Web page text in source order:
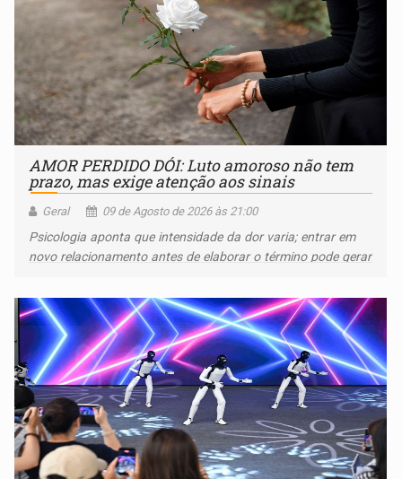
AMOR PERDIDO DÓI: Luto amoroso não tem
prazo, mas exige atenção aos sinais
Geral 09 de Agosto de 2026 às 21:00
Psicologia aponta que intensidade da dor varia; entrar em
novo relacionamento antes de elaborar o término pode gerar